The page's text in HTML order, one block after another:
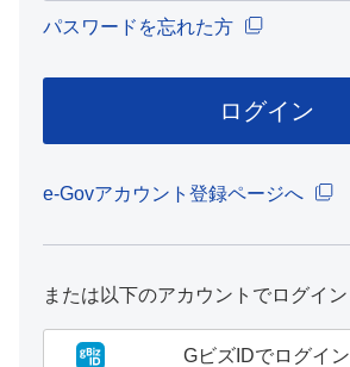
パスワードを忘れた方
e-Govアカウント登録ページへ
または以下のアカウントでログイン
GビズIDでログイン